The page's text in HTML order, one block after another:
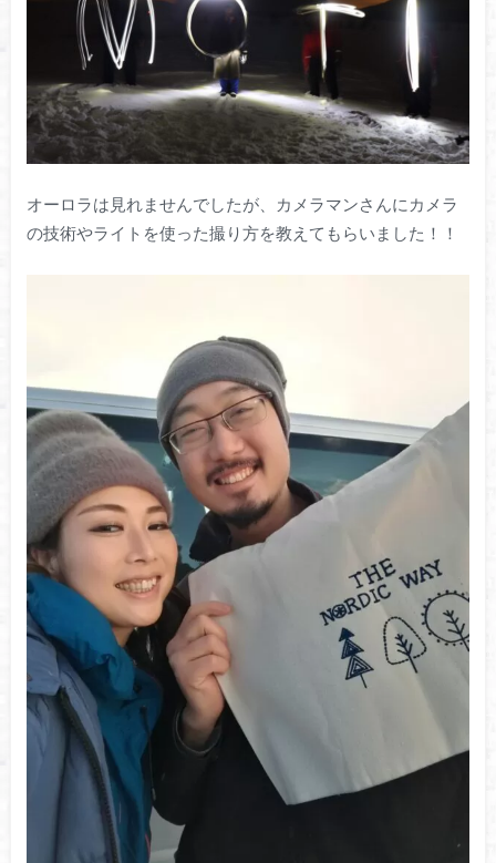
オーロラは見れませんでしたが、カメラマンさんにカメラ
の技術やライトを使った撮り方を教えてもらいました！！